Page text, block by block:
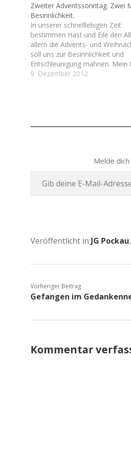
Zweiter Adventssonntag. Zwei
Besinnlichkeit.
In unserer schnelllebigen Zeit
bestimmen Hast und Eile den
allem die Advents- und
soll uns zur Besinnlichkeit und
Entschleunigung mahnen. Mein
dazu ist das kurze Video zum
9. Dezember 2012
Melde
Veröffentlicht in JG Pockau,
Vorheriger Beitrag
Gefangen im
Kommentar